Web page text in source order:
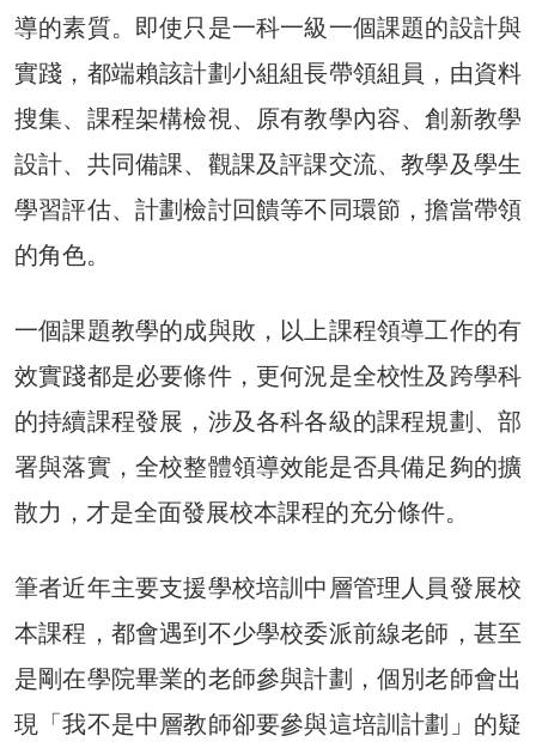
導的素質。即使只是一科一級一個課題的設計與
實踐，都端賴該計劃小組組長帶領組員，由資料
搜集、課程架構檢視、原有教學內容、創新教學
設計、共同備課、觀課及評課交流、教學及學生
學習評估、計劃檢討回饋等不同環節，擔當帶領
的角色。
一個課題教學的成與敗，以上課程領導工作的有
效實踐都是必要條件，更何況是全校性及跨學科
的持續課程發展，涉及各科各級的課程規劃、部
署與落實，全校整體領導效能是否具備足夠的擴
散力，才是全面發展校本課程的充分條件。
筆者近年主要支援學校培訓中層管理人員發展校
本課程，都會遇到不少學校委派前線老師，甚至
是剛在學院畢業的老師參與計劃，個別老師會出
現「我不是中層教師卻要參與這培訓計劃」的疑